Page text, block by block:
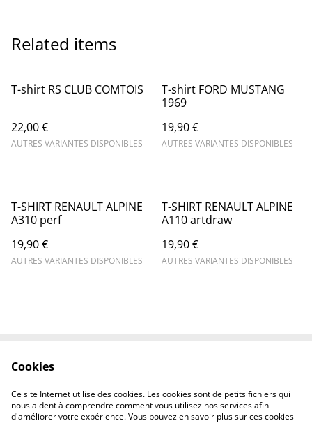
Related items
T-shirt RS CLUB COMTOIS
22,00 €
AUTRES VARIANTES DISPONIBLES
T-shirt FORD MUSTANG
1969
19,90 €
AUTRES VARIANTES DISPONIBLES
T-SHIRT RENAULT ALPINE
A310 perf
19,90 €
AUTRES VARIANTES DISPONIBLES
T-SHIRT RENAULT ALPINE
A110 artdraw
19,90 €
AUTRES VARIANTES DISPONIBLES
Politique de
confidentialité
Politique des cookies
Cookies
Ce site Internet utilise des cookies. Les cookies sont de petits fichiers qui
nous aident à comprendre comment vous utilisez nos services afin
d'améliorer votre expérience. Vous pouvez en savoir plus sur ces cookies